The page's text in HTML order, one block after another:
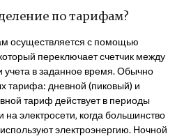
по тарифам?
осуществляется с помощью
переключает счетчик между
в заданное время. Обычно
тарифа: дневной (пиковый) и
тариф действует в периоды
электросети‚ когда большинство
электроэнергию. Ночной